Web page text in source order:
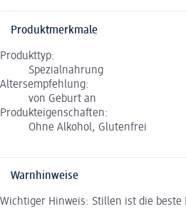
Produktmerkmale
Produkttyp:
Spezialnahrung
Altersempfehlung:
von Geburt an
Produkteigenschaften:
Ohne Alkohol, Glutenfrei
Warnhinweise
Wichtiger Hinweis: Stillen ist die beste